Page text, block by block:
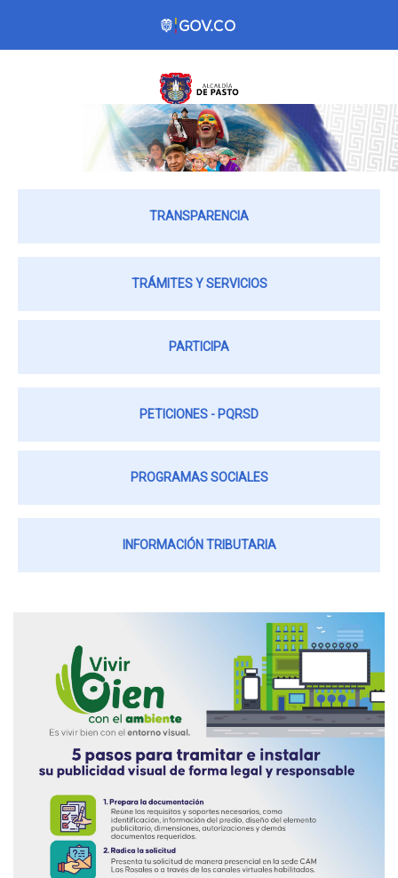
TRANSPARENCIA
TRÁMITES Y SERVICIOS
PARTICIPA
PETICIONES - PQRSD
PROGRAMAS SOCIALES
INFORMACIÓN TRIBUTARIA